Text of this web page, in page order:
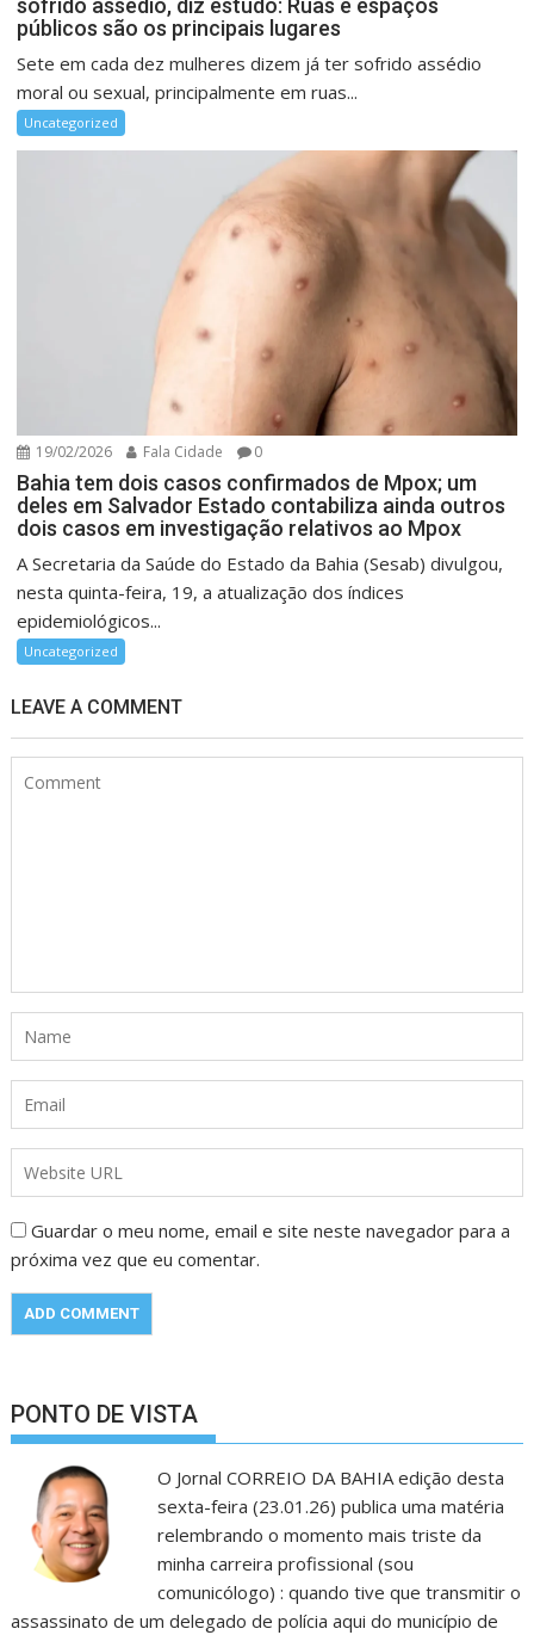
sofrido assédio, diz estudo: Ruas e espaços
públicos são os principais lugares
Sete em cada dez mulheres dizem já ter sofrido assédio
moral ou sexual, principalmente em ruas...
Uncategorized
19/02/2026 Fala Cidade 0
Bahia tem dois casos confirmados de Mpox; um
deles em Salvador Estado contabiliza ainda outros
dois casos em investigação relativos ao Mpox
A Secretaria da Saúde do Estado da Bahia (Sesab) divulgou,
nesta quinta-feira, 19, a atualização dos índices
epidemiológicos...
Uncategorized
LEAVE A COMMENT
Guardar o meu nome, email e site neste navegador para a
próxima vez que eu comentar.
PONTO DE VISTA
O Jornal CORREIO DA BAHIA edição desta
sexta-feira (23.01.26) publica uma matéria
relembrando o momento mais triste da
minha carreira profissional (sou
comunicólogo) : quando tive que transmitir o
assassinato de um delegado de polícia aqui do município de